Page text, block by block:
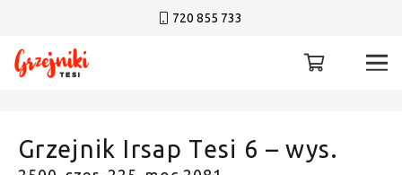
720 855 733
Grzejnik Irsap Tesi 6 – wys.